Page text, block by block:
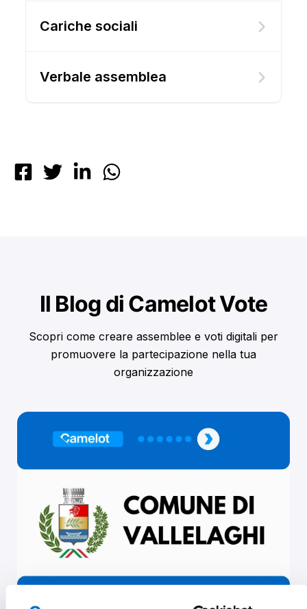
Cariche sociali
Verbale assemblea
Il Blog di Camelot Vote
Scopri come creare assemblee e voti digitali per
promuovere la partecipazione nella tua
organizzazione